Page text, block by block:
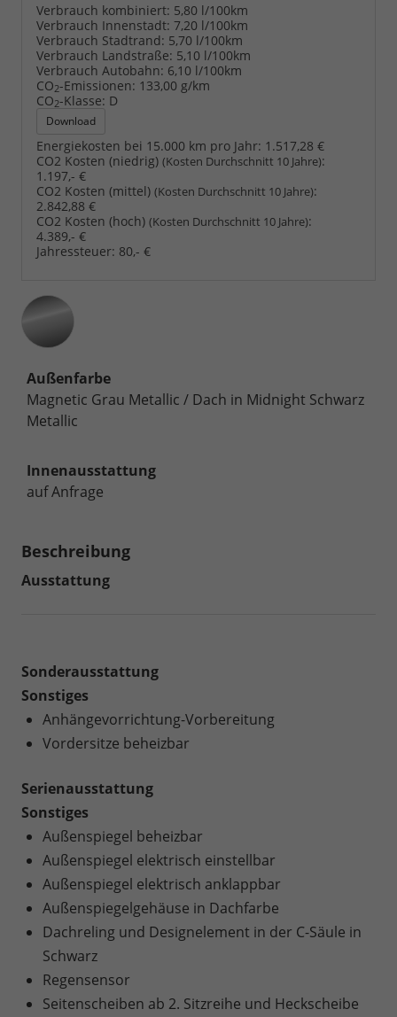
Verbrauch kombiniert: 5,80 l/100km
Verbrauch Innenstadt: 7,20 l/100km
Verbrauch Stadtrand: 5,70 l/100km
Verbrauch Landstraße: 5,10 l/100km
Verbrauch Autobahn: 6,10 l/100km
CO2-Emissionen: 133,00 g/km
CO2-Klasse: D
Download
Energiekosten bei 15.000 km pro Jahr: 1.517,28 €
CO2 Kosten (niedrig) (Kosten Durchschnitt 10 Jahre):
1.197,- €
CO2 Kosten (mittel) (Kosten Durchschnitt 10 Jahre):
2.842,88 €
CO2 Kosten (hoch) (Kosten Durchschnitt 10 Jahre):
4.389,- €
Jahressteuer: 80,- €
Außenfarbe
Magnetic Grau Metallic / Dach in Midnight Schwarz
Metallic
Innenausstattung
auf Anfrage
Beschreibung
Ausstattung
Sonderausstattung
Sonstiges
Anhängevorrichtung-Vorbereitung
Vordersitze beheizbar
Serienausstattung
Sonstiges
Außenspiegel beheizbar
Außenspiegel elektrisch einstellbar
Außenspiegel elektrisch anklappbar
Außenspiegelgehäuse in Dachfarbe
Dachreling und Designelement in der C-Säule in
Schwarz
Regensensor
Seitenscheiben ab 2. Sitzreihe und Heckscheibe